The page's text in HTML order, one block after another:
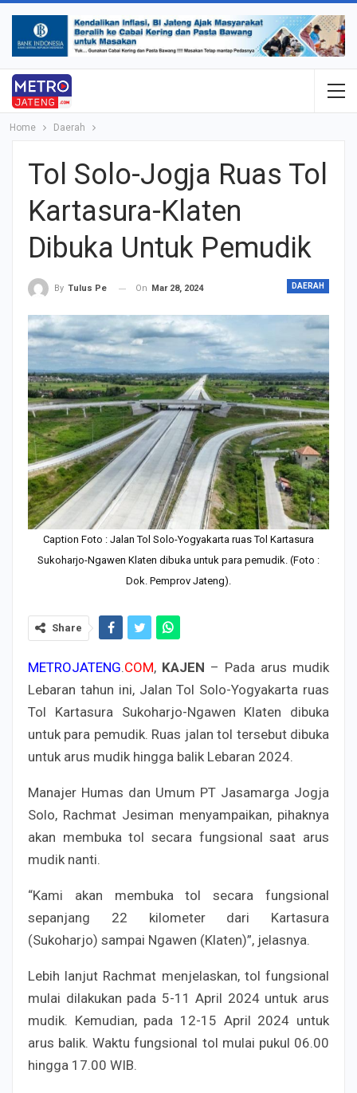
Home Daerah
Tol Solo-Jogja Ruas Tol
Kartasura-Klaten
Dibuka Untuk Pemudik
DAERAH
By Tulus Pe On Mar 28, 2024
Caption Foto : Jalan Tol Solo-Yogyakarta ruas Tol Kartasura
Sukoharjo-Ngawen Klaten dibuka untuk para pemudik. (Foto :
Dok. Pemprov Jateng).
Share
METROJATENG.COM, KAJEN – Pada arus mudik
Lebaran tahun ini, Jalan Tol Solo-Yogyakarta ruas
Tol Kartasura Sukoharjo-Ngawen Klaten dibuka
untuk para pemudik. Ruas jalan tol tersebut dibuka
untuk arus mudik hingga balik Lebaran 2024.
Manajer Humas dan Umum PT Jasamarga Jogja
Solo, Rachmat Jesiman menyampaikan, pihaknya
akan membuka tol secara fungsional saat arus
mudik nanti.
“Kami akan membuka tol secara fungsional
sepanjang 22 kilometer dari Kartasura
(Sukoharjo) sampai Ngawen (Klaten)”, jelasnya.
Lebih lanjut Rachmat menjelaskan, tol fungsional
mulai dilakukan pada 5-11 April 2024 untuk arus
mudik. Kemudian, pada 12-15 April 2024 untuk
arus balik. Waktu fungsional tol mulai pukul 06.00
hingga 17.00 WIB.